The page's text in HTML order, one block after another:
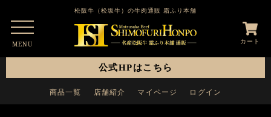
松阪牛（松坂牛）の牛肉通販 霜ふり本舗
カート
MENU
公式HPはこちら
商品一覧 店舗紹介 マイページ ログイン